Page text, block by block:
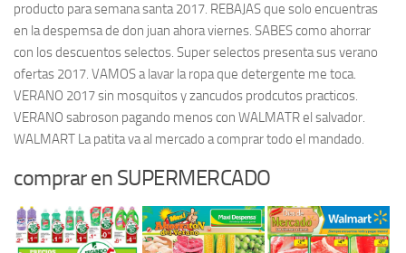
producto para semana santa 2017. REBAJAS que solo encuentras
en la despemsa de don juan ahora viernes. SABES como ahorrar
con los descuentos selectos. Super selectos presenta sus verano
ofertas 2017. VAMOS a lavar la ropa que detergente me toca.
VERANO 2017 sin mosquitos y zancudos prodcutos practicos.
VERANO sabroson pagando menos con WALMATR el salvador.
WALMART La patita va al mercado a comprar todo el mandado.
comprar en SUPERMERCADO